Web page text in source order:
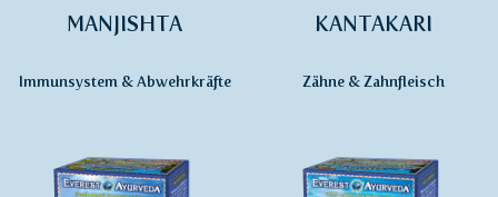
MANJISHTA
Immunsystem & Abwehrkräfte
KANTAKARI
Zähne & Zahnfleisch